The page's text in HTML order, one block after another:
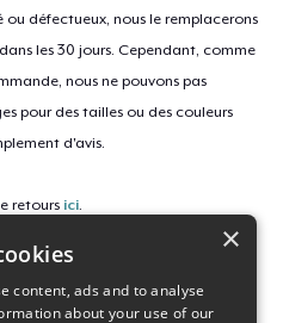
défectueux, nous le remplacerons
les 30 jours. Cependant, comme
nous ne pouvons pas
pour des tailles ou des couleurs
d'avis.
retours ici.
×
content, ads and to analyse
about your use of our